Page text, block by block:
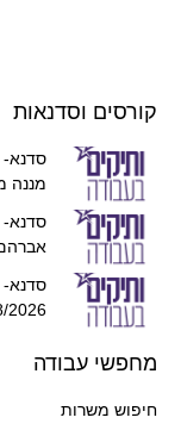
קורסים וסדנאות
סדנא-
מננה
אברהם ב 26/08/
12/08/
מחפשי עבודה
חיפוש משרות